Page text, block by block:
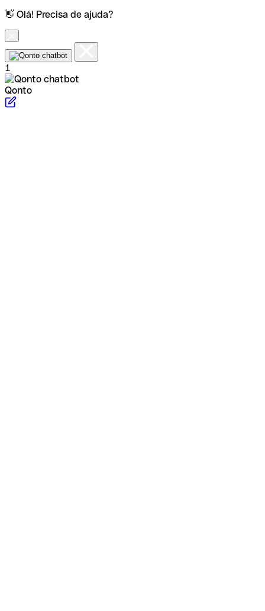
👋 Olá! Precisa de ajuda?
1
Qonto